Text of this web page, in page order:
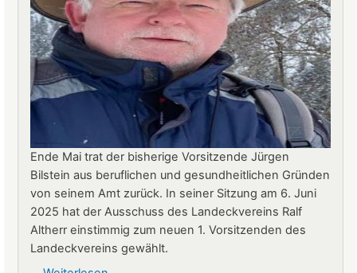
Ende Mai trat der bisherige Vorsitzende Jürgen
Bilstein aus beruflichen und gesundheitlichen Gründen
von seinem Amt zurück. In seiner Sitzung am 6. Juni
2025 hat der Ausschuss des Landeckvereins Ralf
Altherr einstimmig zum neuen 1. Vorsitzenden des
Landeckvereins gewählt.